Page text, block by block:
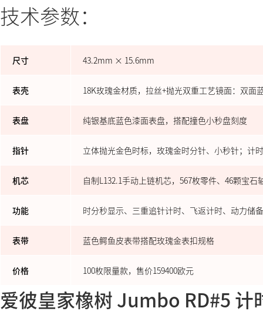
技术参数：
尺寸 43.2mm × 15.6mm
表壳 18K玫瑰金材质，拉丝+抛光双重工艺镜面：双面
表盘 纯银基底蓝色漆面表盘，搭配撞色小秒盘刻度
指针 立体抛光金色时标，玫瑰金时分针、小秒针；计
机芯 自制L132.1手动上链机芯，567枚零件、46颗宝
功能 时分秒显示、三重追针计时、飞返计时、动力储
表带 蓝色鳄鱼皮表带搭配玫瑰金表扣规格
价格 100枚限量款，售价159400欧元
爱彼皇家橡树 Jumbo RD#5 计